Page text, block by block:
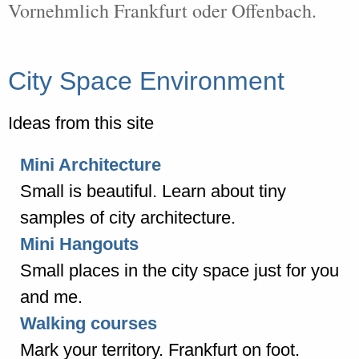
Vornehmlich Frankfurt oder Offenbach.
City Space Environment
Ideas from this site
Mini Architecture
Small is beautiful. Learn about tiny
samples of city architecture.
Mini Hangouts
Small places in the city space just for you
and me.
Walking courses
Mark your territory. Frankfurt on foot.